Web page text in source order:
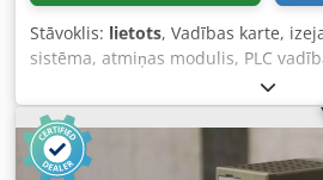
Stāvoklis: lietots, Vadības karte,
sistēma, atmiņas modulis, PLC
modulis, saskarnes modulis,
modulis, analogo signālu izvads,
analogā ieeja -Ražotājs: Siemens,
signālu ieeja (Analog Input) -Tips: